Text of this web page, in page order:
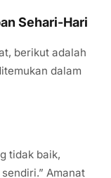
Sehari-Hari
berikut adalah
dalam
tidak baik,
Amanat